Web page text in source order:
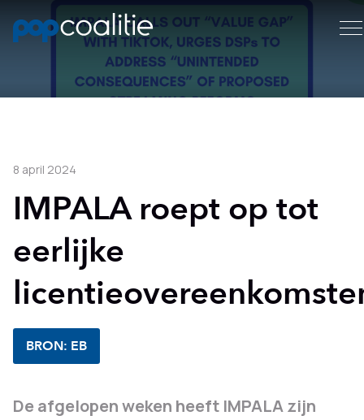
8 april 2024
IMPALA roept op tot
eerlijke
BRON: EB
De afgelopen weken heeft IMPALA zijn